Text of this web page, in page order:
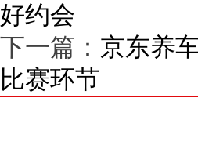
好约会
下一篇： 京东养
比赛环节